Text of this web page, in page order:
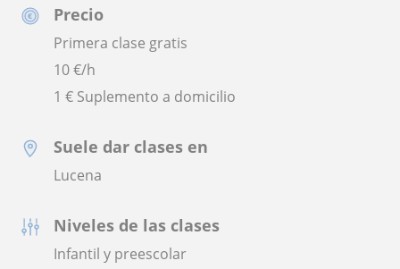
Precio
Primera clase gratis
10€/h
1 € Suplemento a domicilio
Suele dar clases en
Lucena
Niveles de las clases
Infantil y preescolar